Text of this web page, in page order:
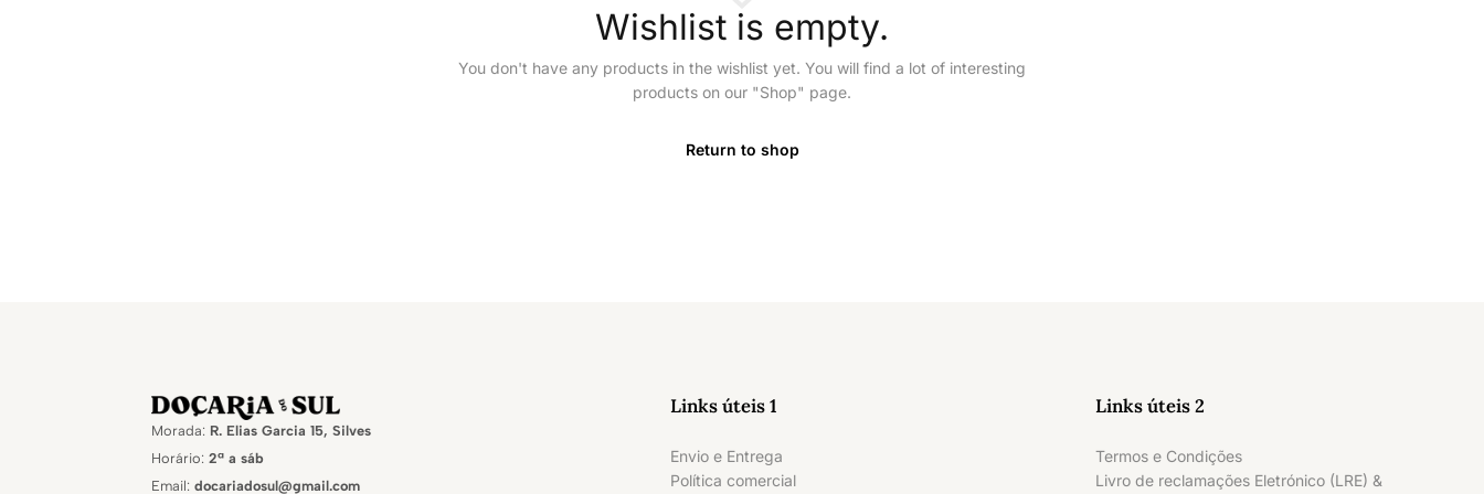
Wishlist is empty.
You don't have any products in the wishlist yet. You will find a lot of interesting
products on our "Shop" page.
Return to shop
Morada: R. Elias Garcia 15, Silves
Horário: 2ª a sáb
Email: docariadosul@gmail.com
Links úteis 1
Envio e Entrega
Política comercial
Links úteis 2
Termos e Condições
Livro de reclamações Eletrónico (LRE) &